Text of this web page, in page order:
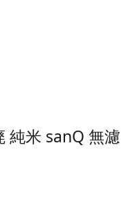
純米 sanQ 無濾